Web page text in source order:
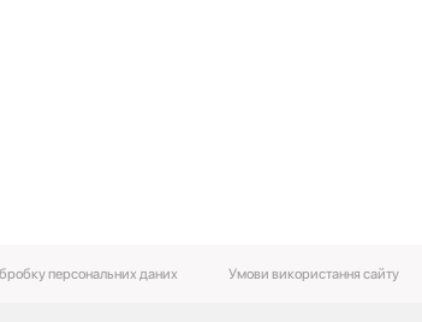
персональних даних Умови використання сайту